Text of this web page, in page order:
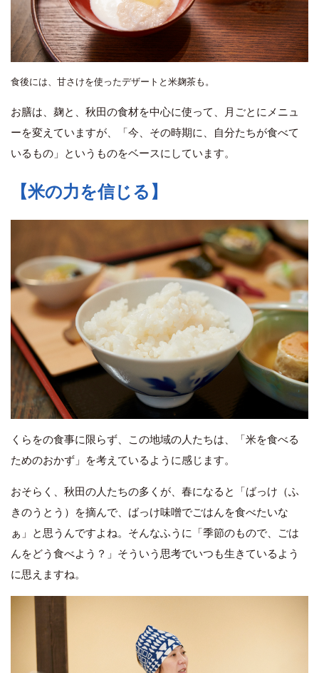
食後には、甘さけを使ったデザートと米麹茶も。
お膳は、麹と、秋田の食材を中心に使って、月ごとにメニュ
ーを変えていますが、「今、その時期に、自分たちが食べて
いるもの」というものをベースにしています。
【米の力を信じる】
くらをの食事に限らず、この地域の人たちは、「米を食べる
ためのおかず」を考えているように感じます。
おそらく、秋田の人たちの多くが、春になると「ばっけ（ふ
きのうとう）を摘んで、ばっけ味噌でごはんを食べたいな
ぁ」と思うんですよね。そんなふうに「季節のもので、ごは
んをどう食べよう？」そういう思考でいつも生きているよう
に思えますね。